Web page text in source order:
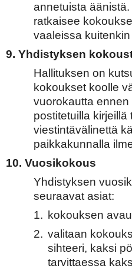
annetuista
ratkaisee
vaaleissa kuitenkin
9. Yhdistyksen
Hallituksen on
kokoukset koolle
vuorokautta
postitetuilla kirjeillä
viestintävälinettä
paikkakunnalla
10. Vuosikokous
Yhdistyksen
seuraavat asiat:
1. kokouksen
2. valitaan
sihteeri, kaksi
tarvittaessa